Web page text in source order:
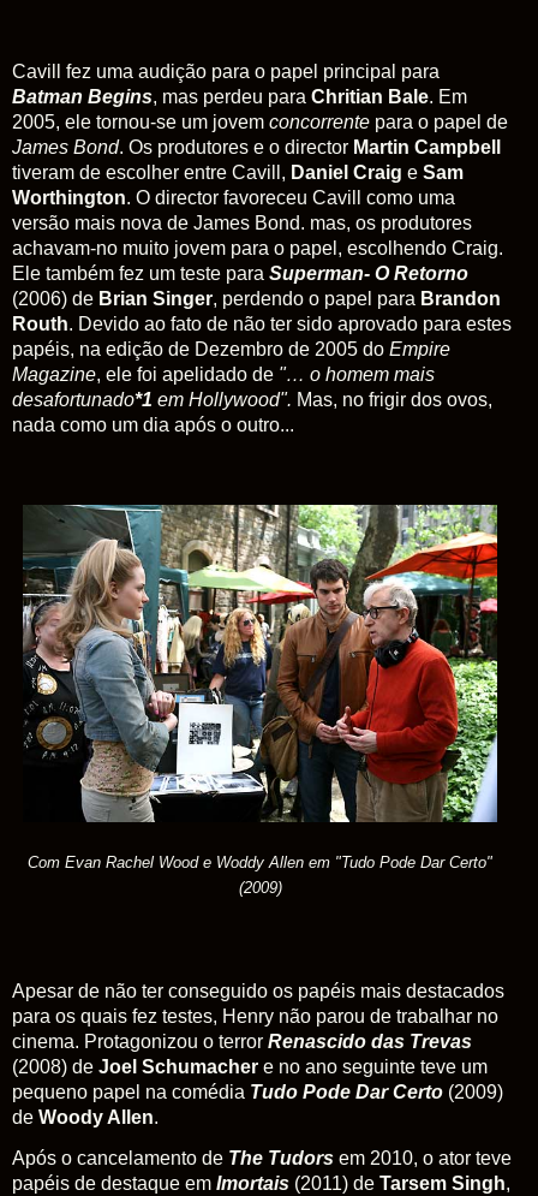
Cavill fez uma audição para o papel principal para
Batman Begins, mas perdeu para Chritian Bale. Em
2005, ele tornou-se um jovem concorrente para o papel de
James Bond. Os produtores e o director Martin Campbell
tiveram de escolher entre Cavill, Daniel Craig e Sam
Worthington. O director favoreceu Cavill como uma
versão mais nova de James Bond. mas, os produtores
achavam-no muito jovem para o papel, escolhendo Craig.
Ele também fez um teste para Superman- O Retorno
(2006) de Brian Singer, perdendo o papel para Brandon
Routh. Devido ao fato de não ter sido aprovado para estes
papéis, na edição de Dezembro de 2005 do Empire
Magazine, ele foi apelidado de "… o homem mais
desafortunado*1 em Hollywood". Mas, no frigir dos ovos,
nada como um dia após o outro...
Com Evan Rachel Wood e Woddy Allen em "Tudo Pode Dar Certo"
(2009)
Apesar de não ter conseguido os papéis mais destacados
para os quais fez testes, Henry não parou de trabalhar no
cinema. Protagonizou o terror Renascido das Trevas
(2008) de Joel Schumacher e no ano seguinte teve um
pequeno papel na comédia Tudo Pode Dar Certo (2009)
de Woody Allen.
Após o cancelamento de The Tudors em 2010, o ator teve
papéis de destaque em Imortais (2011) de Tarsem Singh,